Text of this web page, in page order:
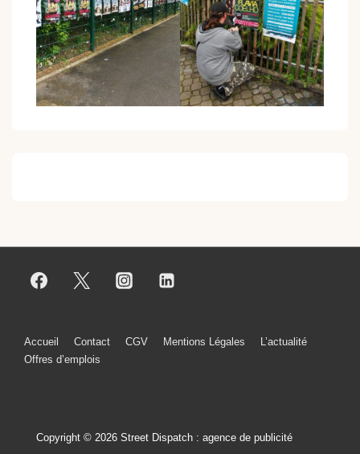
Menu
page
Accueil Contact CGV Mentions Légales
L’actualité
Offres d’emplois
Copyright © 2026 Street Dispatch : agence de publicité